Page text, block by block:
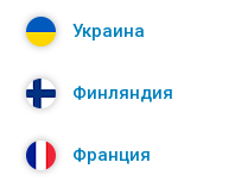
Украина
Финляндия
Франция